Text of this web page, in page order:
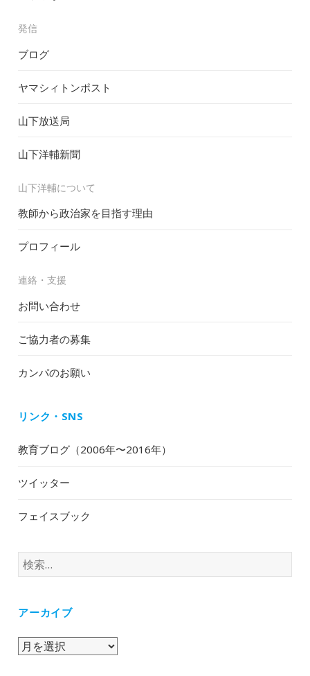
発信
ブログ
ヤマシィトンポスト
山下放送局
山下洋輔新聞
山下洋輔について
教師から政治家を目指す理由
プロフィール
連絡・支援
お問い合わせ
ご協力者の募集
カンパのお願い
リンク・SNS
教育ブログ（2006年〜2016年）
ツイッター
フェイスブック
検
索:
アーカイブ
ア